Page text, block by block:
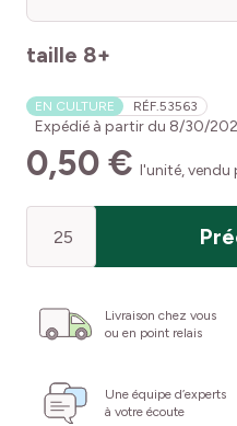
taille 8+
EN CULTURE RÉF.53563
Expédié à partir du 8/30/
0,50 € l'unité, vendu
Livraison chez vous
ou en point relais
Une équipe d’experts
à votre écoute